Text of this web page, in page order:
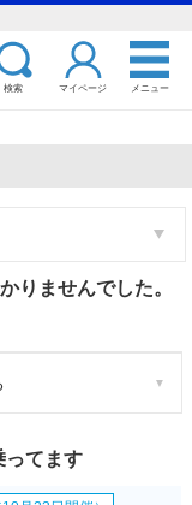
検索 マイページ メニュー
りませんでした。
ってます